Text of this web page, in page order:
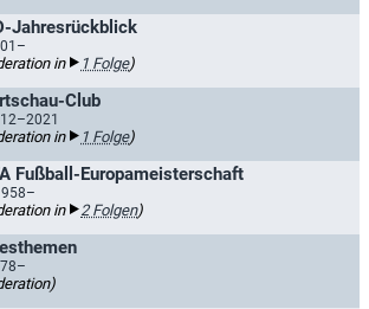
Jahresrückblick
in 1 Folge)
Club
in 1 Folge)
Fußball-Europameisterschaft
in 2 Folgen)